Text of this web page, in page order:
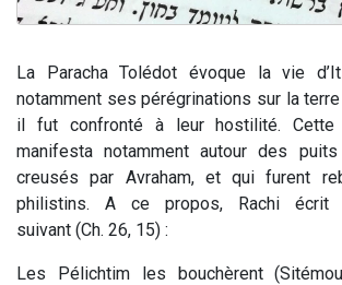
La Paracha Tolédot évoque la vie
notamment ses pérégrinations sur la
il fut confronté à leur hostilité. Cette
manifesta notamment autour des
creusés par Avraham, et qui furent
philistins. A ce propos, Rachi écrit
suivant (Ch. 26, 15) :
Les Pélichtim les bouchèrent